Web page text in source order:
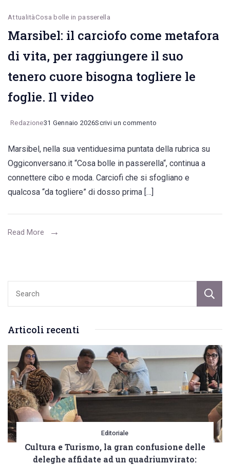
AttualitàCosa bolle in passerella
Marsibel: il carciofo come metafora
di vita, per raggiungere il suo
tenero cuore bisogna togliere le
foglie. Il video
Redazione31 Gennaio 2026Scrivi un commento
il
carciofo
come
di
tenero
Marsibel, nella sua ventiduesima puntata della rubrica su
Oggiconversano.it “Cosa bolle in passerella“, continua a
connettere cibo e moda. Carciofi che si sfogliano e
qualcosa “da togliere” di dosso prima […]
Read More
Articoli recenti
Editoriale
Cultura e Turismo, la gran confusione delle
deleghe affidate ad un quadriumvirato: